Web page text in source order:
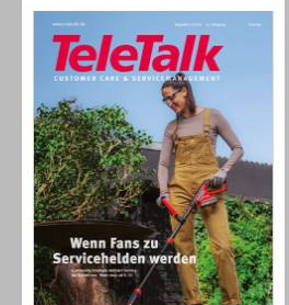
TK- und ACD-Systeme